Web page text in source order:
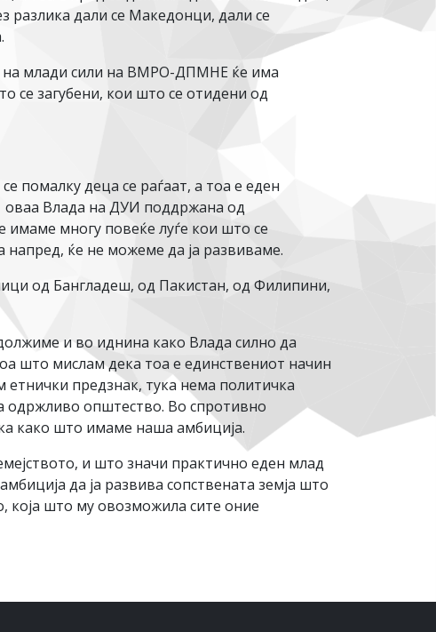
разлика дали се Македонци, дали се
на млади сили на ВМРО-ДПМНЕ ќе има
се загубени, кои што се отидени од
помалку деца се раѓаат, а тоа е еден
оваа Влада на ДУИ поддржана од
имаме многу повеќе луѓе кои што се
ќе не можеме да ја развиваме.
од Бангладеш, од Пакистан, од Филипини,
и во иднина како Влада силно да
што мислам дека тоа е единствениот начин
предзнак, тука нема политичка
одржливо општество. Во спротивно
како што имаме наша амбиција.
и што значи практично еден млад
да ја развива сопствената земја што
која што му овозможила сите оние